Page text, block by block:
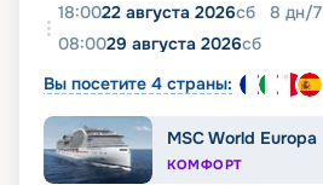
18:0022 августа 2026сб 8 дн/7
08:0029 августа 2026сб
Вы посетите 4 страны:
MSC World Europa
КОМФОРТ